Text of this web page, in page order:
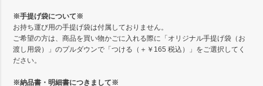
※手提げ袋について※
お持ち運び用の手提げ袋は付属しておりません。
ご希望の方は、商品を買い物かごに入れる際に「オリジナル手提げ袋（お
渡し用袋）」のプルダウンで「つける（＋￥165 税込）」をご選択してく
ださい。
※納品書・明細書につきまして※